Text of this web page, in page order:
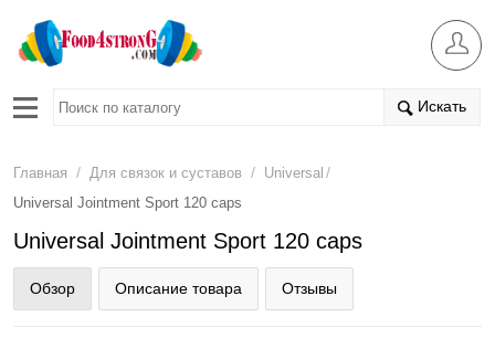
Искать
Главная / Для связок и суставов / Universal /
Universal Jointment Sport 120 caps
Universal Jointment Sport 120 caps
Обзор Описание товара Отзывы